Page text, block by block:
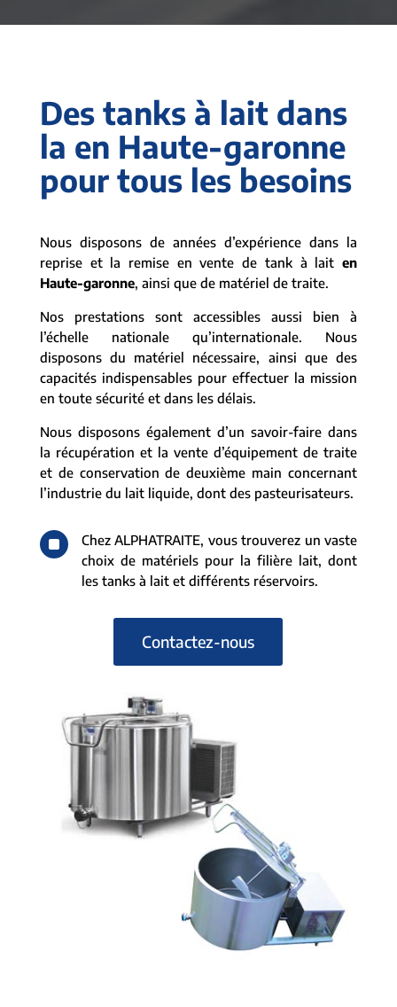
Des tanks à lait dans
la en Haute-garonne
pour tous les besoins
Nous disposons de années d’expérience dans la
reprise et la remise en vente de tank à laiten
Haute-garonne, ainsi que de matériel de traite.
Nos prestations sont accessibles aussi bien à
l’échelle nationale qu’internationale. Nous
disposons du matériel nécessaire, ainsi que des
capacités indispensables pour effectuer la mission
en toute sécurité et dans les délais.
Nous disposons également d’un savoir-faire dans
la récupération et la vente d’équipement de traite
et de conservation de deuxième main concernant
l’industrie du lait liquide, dont des pasteurisateurs.
^
Chez ALPHATRAITE, vous trouverez un vaste
choix de matériels pour la filière lait, dont
les tanks à lait et différents réservoirs.
Contactez-nous